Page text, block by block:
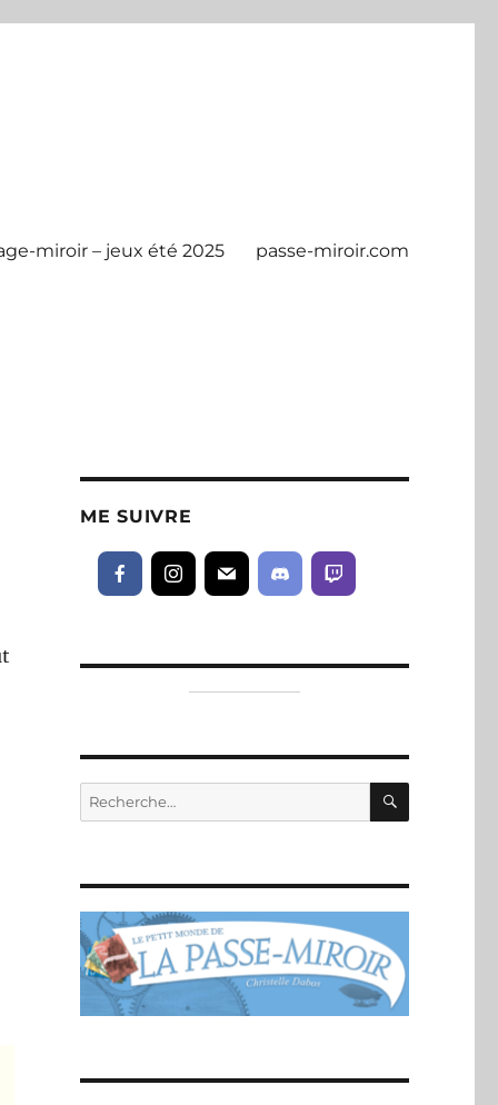
miroir – jeux été 2025 passe-miroir.com
ME SUIVRE
Recherche
pour :